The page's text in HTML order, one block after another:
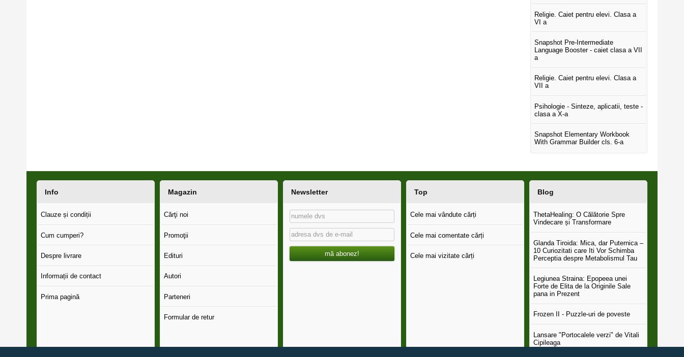
Religie. Caiet pentru elevi. Clasa a
VI a
Snapshot Pre-Intermediate
Language Booster - caiet clasa a VII
a
Religie. Caiet pentru elevi. Clasa a
VII a
Psihologie - Sinteze, aplicatii, teste -
clasa a X-a
Snapshot Elementary Workbook
With Grammar Builder cls. 6-a
Info
Clauze și condiții
Cum cumperi?
Despre livrare
Informații de contact
Prima pagină
Magazin
Cărţi noi
Promoţii
Edituri
Autori
Parteneri
Formular de retur
Newsletter
mă abonez!
Top
Cele mai vândute cărți
Cele mai comentate cărți
Cele mai vizitate cărți
Blog
ThetaHealing: O Călătorie Spre
Vindecare și Transformare
Glanda Tiroida: Mica, dar Puternica –
10 Curiozitati care Iti Vor Schimba
Perceptia despre Metabolismul Tau
Legiunea Straina: Epopeea unei
Forte de Elita de la Originile Sale
pana in Prezent
Frozen II - Puzzle-uri de poveste
Lansare "Portocalele verzi" de Vitali
Cipileaga